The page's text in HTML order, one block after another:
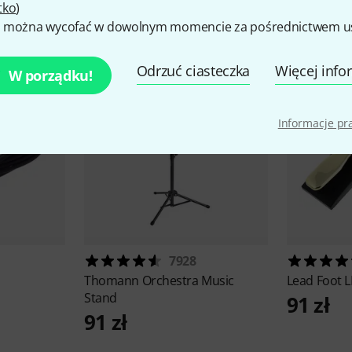
)
można wycofać w dowolnym momencie za pośrednictwem
W porządku! Odrzuć ciasteczka Więcej
Informacje
i pasujące produkty
7928
Thomann Orchestra Music
Stand
91 zł
Lead Foot
91 zł